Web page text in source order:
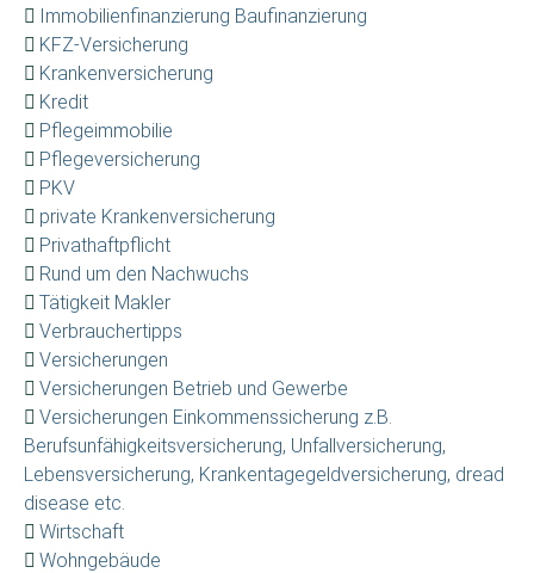
Immobilienfinanzierung Baufinanzierung
KFZ-Versicherung
Krankenversicherung
Kredit
Pflegeimmobilie
Pflegeversicherung
PKV
private Krankenversicherung
Privathaftpflicht
Rund um den Nachwuchs
Tätigkeit Makler
Verbrauchertipps
Versicherungen
Versicherungen Betrieb und Gewerbe
Versicherungen Einkommenssicherung z.B.
Berufsunfähigkeitsversicherung, Unfallversicherung,
Lebensversicherung, Krankentagegeldversicherung, dread
disease etc.
Wirtschaft
Wohngebäude